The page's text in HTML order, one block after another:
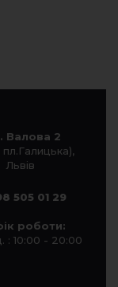
Валова 2
пл.Галицька),
Львів
505 01 29
роботи:
: 10:00 - 20:00